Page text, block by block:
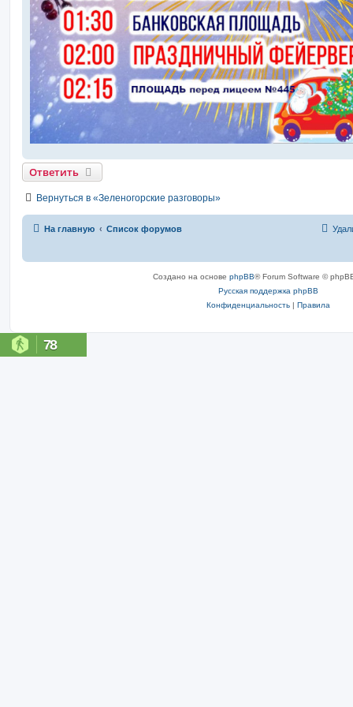
Ответить
Вернуться в «Зеленогорские разговоры»
На главную Список форумов
Создано на основе phpBB® Forum Software ©
Русская поддержка phpBB
Конфиденциальность
Правила
78